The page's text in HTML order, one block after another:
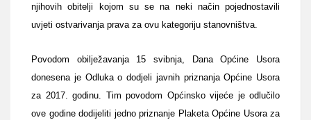
njihovih obitelji kojom su se na neki način pojednostavili
uvjeti ostvarivanja prava za ovu kategoriju stanovništva.
Povodom obilježavanja 15 svibnja, Dana Općine Usora
donesena je Odluka o dodjeli javnih priznanja Općine Usora
za 2017. godinu. Tim povodom Općinsko vijeće je odlučilo
ove godine dodijeliti jedno priznanje Plaketa Općine Usora za